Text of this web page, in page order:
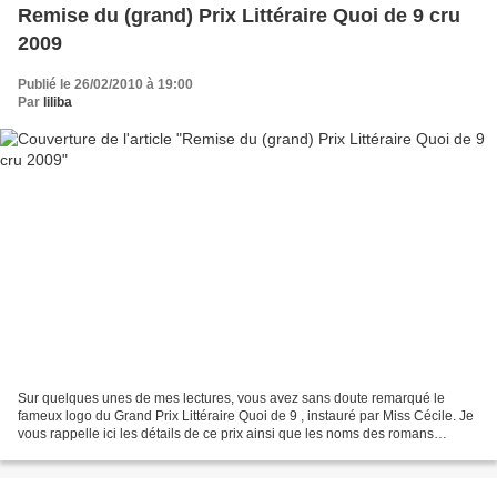
Remise du (grand) Prix Littéraire Quoi de 9 cru
2009
Publié le 26/02/2010 à 19:00
Par liliba
Sur quelques unes de mes lectures, vous avez sans doute remarqué le
fameux logo du Grand Prix Littéraire Quoi de 9 , instauré par Miss Cécile. Je
vous rappelle ici les détails de ce prix ainsi que les noms des romans